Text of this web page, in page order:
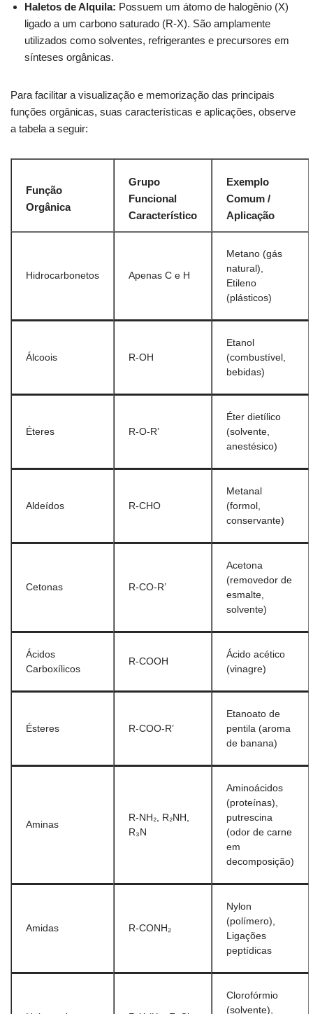
Haletos de Alquila: Possuem um átomo de halogênio (X)
ligado a um carbono saturado (R-X). São amplamente
utilizados como solventes, refrigerantes e precursores em
sínteses orgânicas.
Para facilitar a visualização e memorização das principais
funções orgânicas, suas características e aplicações, observe
a tabela a seguir:
Função
Orgânica
Grupo
Funcional
Característico
Exemplo
Comum /
Aplicação
Hidrocarbonetos Apenas C e H
Metano (gás
natural),
Etileno
(plásticos)
Álcoois R-OH
Etanol
(combustível,
bebidas)
Éteres R-O-R’
Éter dietílico
(solvente,
anestésico)
Aldeídos R-CHO
Metanal
(formol,
conservante)
Cetonas R-CO-R’
Acetona
(removedor de
esmalte,
solvente)
Ácidos
Carboxílicos
R-COOH
Ácido acético
(vinagre)
Ésteres R-COO-R’
Etanoato de
pentila (aroma
de banana)
Aminas
R-NH₂, R₂NH,
R₃N
Aminoácidos
(proteínas),
putrescina
(odor de carne
em
decomposição)
Amidas R-CONH₂
Nylon
(polímero),
Ligações
peptídicas
Clorofórmio
(solvente),